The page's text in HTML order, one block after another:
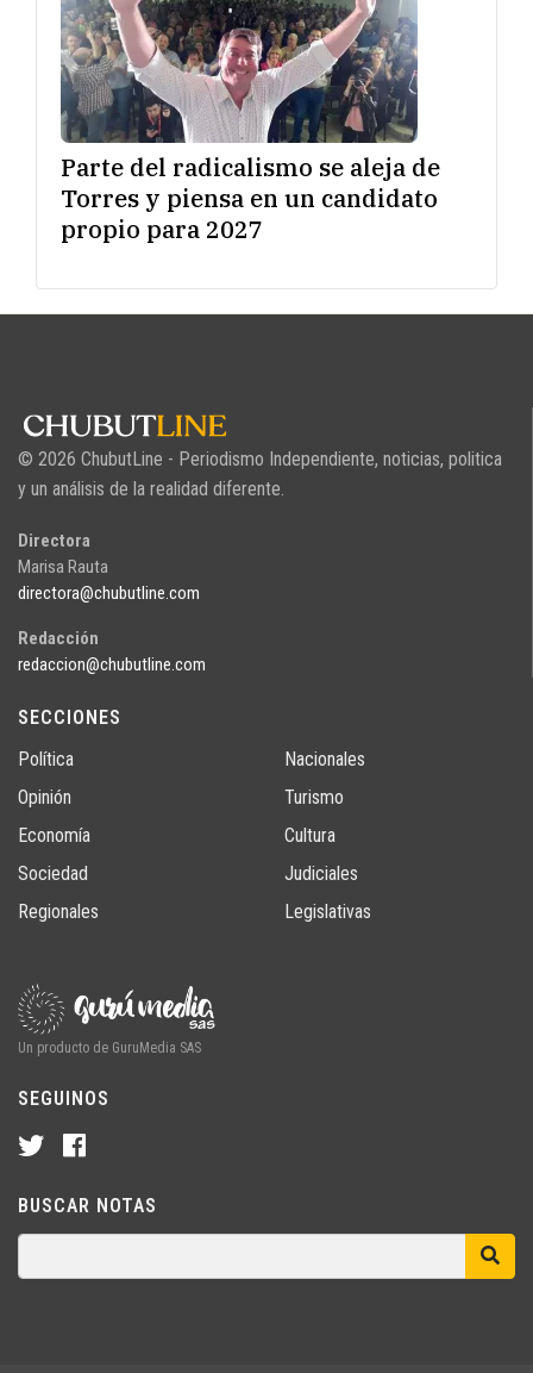
Parte del radicalismo se aleja de
Torres y piensa en un candidato
propio para 2027
© 2026 ChubutLine - Periodismo Independiente, noticias, politica
y un análisis de la realidad diferente.
Directora
Marisa Rauta
directora@chubutline.com
Redacción
redaccion@chubutline.com
SECCIONES
Política
Opinión
Economía
Sociedad
Regionales
Nacionales
Turismo
Cultura
Judiciales
Legislativas
Un producto de GuruMedia SAS
SEGUINOS
BUSCAR NOTAS